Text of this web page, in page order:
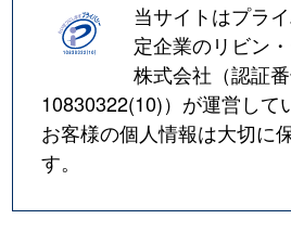
当サイトはプラ
定企業のリビン
株式会社（認証番
10830322(10)）が運営して
お客様の個人情報は大切に
す。